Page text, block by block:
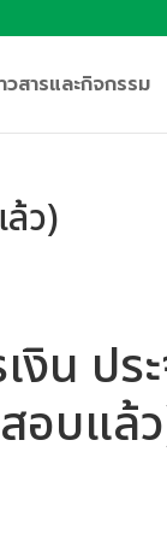
วสารและกิจกรรม
ว)
งิน ปร
อบแล้